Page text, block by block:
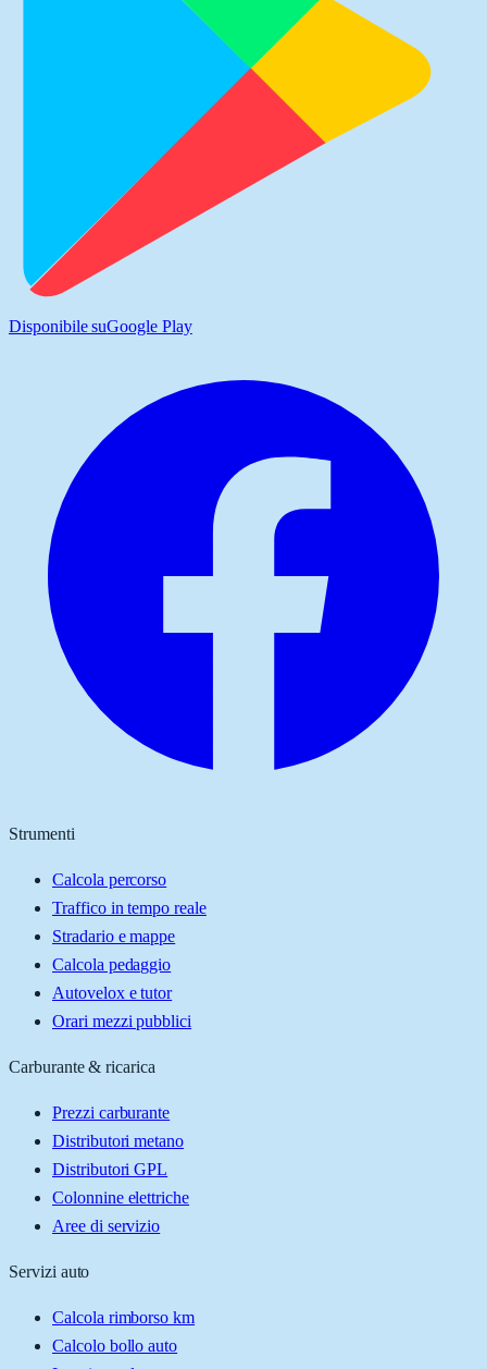
Disponibile suGoogle Play
Strumenti
Calcola percorso
Traffico in tempo reale
Stradario e mappe
Calcola pedaggio
Autovelox e tutor
Orari mezzi pubblici
Carburante & ricarica
Prezzi carburante
Distributori metano
Distributori GPL
Colonnine elettriche
Aree di servizio
Servizi auto
Calcola rimborso km
Calcolo bollo auto